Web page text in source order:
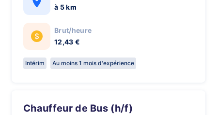
à 5 km
Brut/heure
12,43 €
Intérim Au moins 1 mois d'expérience
Chauffeur de Bus (h/f)